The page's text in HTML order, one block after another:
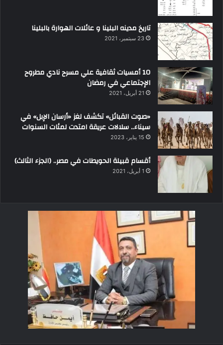
تاريخ مدينه البلينا و عائلات الهوارة بالبلينا
23 سبتمبر، 2021
10 أمسيات ثقافية علي مسرح نادي مطروح
الإجتماعي في رمضان
21 أبريل، 2021
«صوت القبائل» تكشف لغز «أرسان الإبل» في
سيناء.. سلالات عريقة امتدت لمئات السنوات
15 يناير، 2023
أقسام قبيلة الحويطات في مصر.. (الجزء الثالث)
1 أبريل، 2021